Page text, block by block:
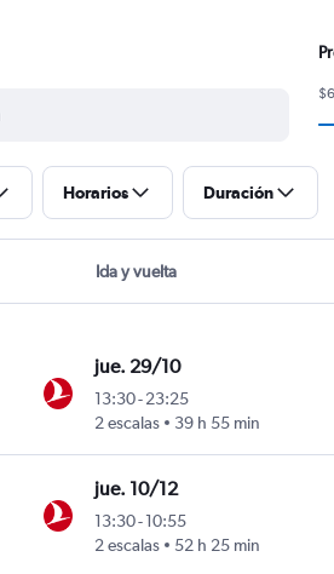
Horarios Duración
Ida y vuelta
jue. 29/10
13:30-23:25
2 escalas
39 h 55 min
jue. 10/12
13:30-10:55
2 escalas
52 h 25 min